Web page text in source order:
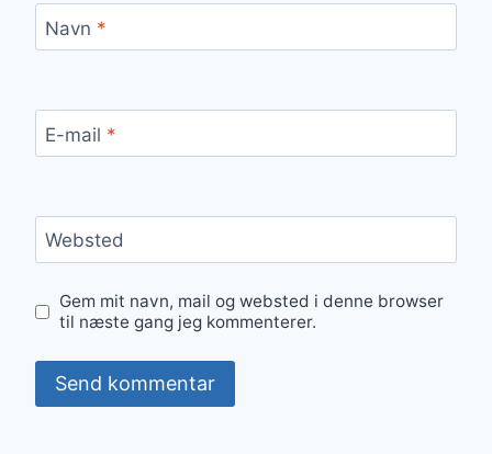
Navn *
E-mail *
Websted
Gem mit navn, mail og websted i denne browser
til næste gang jeg kommenterer.